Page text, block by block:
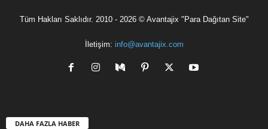
Tüm Hakları Saklıdır. 2010 - 2026 © Avantajix "Para Dağıtan Site"
İletişim: info@avantajix.com
DAHA FAZLA HABER